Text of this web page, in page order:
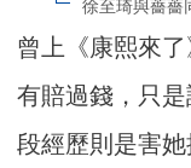
徐至琦與薔薔
曾上《康熙來
有賠過錢，只
段經歷則是害